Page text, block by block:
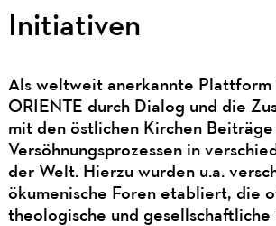
Initiativen
Als weltweit anerkannte Plattform
ORIENTE durch Dialog und die
mit den östlichen Kirchen Beiträge
Versöhnungsprozessen in
der Welt. Hierzu wurden u.a.
ökumenische Foren etabliert, die
theologische und gesellschaftliche